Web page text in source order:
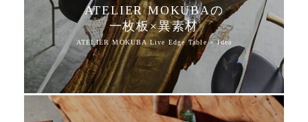
ATELIER MOKUBAの
一枚板×異素材